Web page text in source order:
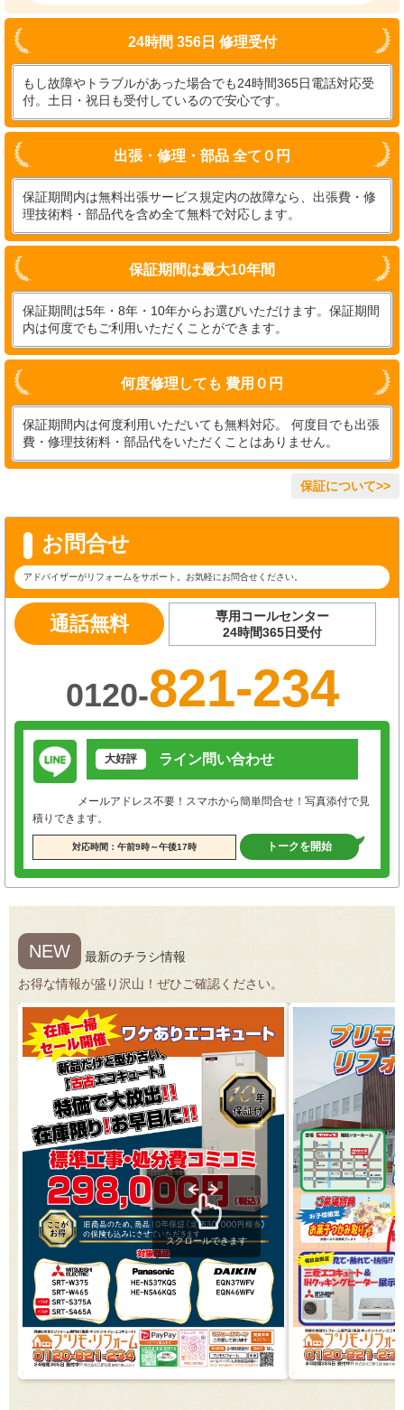
24時間 356日 修理受付
もし故障やトラブルがあった場合でも24時間365日電話対応受
付。土日・祝日も受付しているので安心です。
出張・修理・部品 全て０円
保証期間内は無料出張サービス規定内の故障なら、出張費・修
理技術料・部品代を含め全て無料で対応します。
保証期間は最大10年間
保証期間は5年・8年・10年からお選びいただけます。保証期間
内は何度でもご利用いただくことができます。
何度修理しても 費用０円
保証期間内は何度利用いただいても無料対応。 何度目でも出張
費・修理技術料・部品代をいただくことはありません。
保証について>>
お問合せ
アドバイザーがリフォームをサポート。お気軽にお問合せください。
通話無料
専用コールセンター
24時間365日受付
0120-821-234
大好評 ライン問い合わせ
メールアドレス不要！スマホから簡単問合せ！写真添付で見
積りできます。
対応時間：午前9時～午後17時 トークを開始
NEW
最新のチラシ情報
お得な情報が盛り沢山！ぜひご確認ください。
スクロールできます